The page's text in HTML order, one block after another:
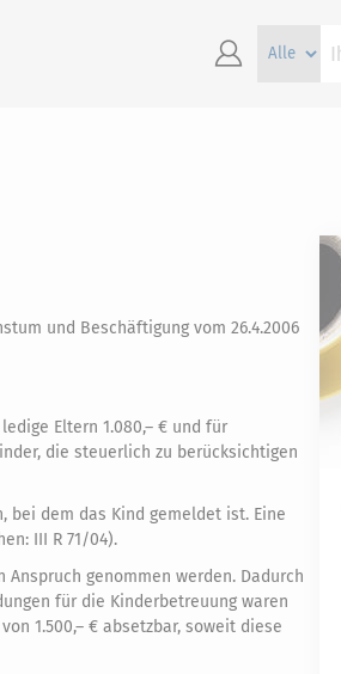
und Beschäftigung vom 26.4.2006
Eltern 1.080,– € und für
die steuerlich zu berücksichtigen
bei dem das Kind gemeldet ist. Eine
III R 71/04).
genommen werden. Dadurch
für die Kinderbetreuung waren
1.500,– € absetzbar, soweit diese